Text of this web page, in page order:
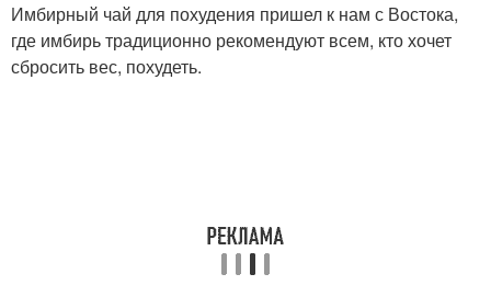
Имбирный чай для похудения пришел к нам с Востока,
где имбирь традиционно рекомендуют всем, кто хочет
сбросить вес, похудеть.